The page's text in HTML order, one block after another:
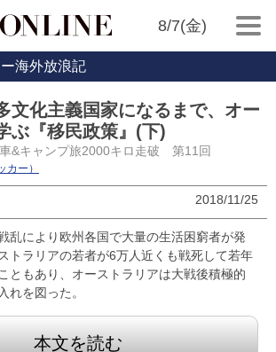
8/7(金)
海外放浪記
文化主義国家になるまで、オー
ぶ『移民政策』(下)
&キャンプ旅2000キロ走破 第11回
カー）
2018/11/25
乱により欧州各国で大量の生活困窮者が発
トラリアの若者が6万人近くも戦死して若年
ともあり、オーストラリアは大戦後積極的
れを図った。
本文を読む